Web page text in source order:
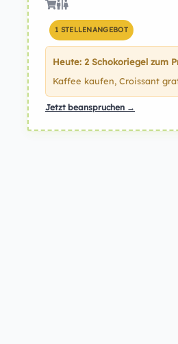
1 STELLENANGEBOT
Heute: 2 Schokoriegel zum
Kaffee kaufen, Croissant
Jetzt beanspruchen →